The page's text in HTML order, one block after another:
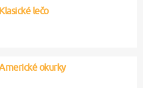
Klasické lečo
Americké okurky